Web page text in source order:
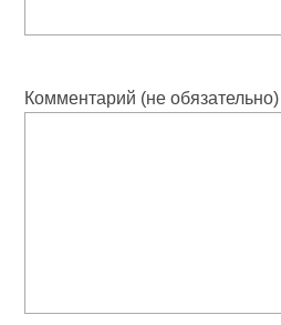
Комментарий (не обязательно)